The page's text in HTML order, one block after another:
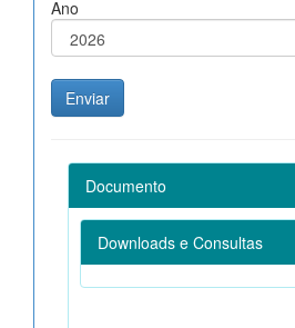
Ano
Documento
Downloads e Consultas